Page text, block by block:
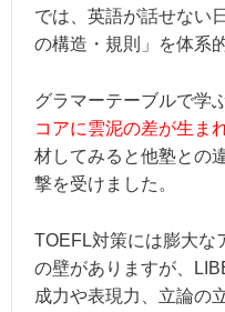
では、英語が話せない
の構造・規則」を体系
グラマーテーブルで学
コアに雲泥の差が生ま
材してみると他塾との
撃を受けました。
TOEFL対策には膨大な
の壁がありますが、
成力や表現力、立論の